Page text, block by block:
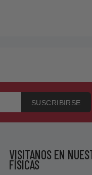
SUSCRIBIRSE
VISITANOS EN
FÍSICAS